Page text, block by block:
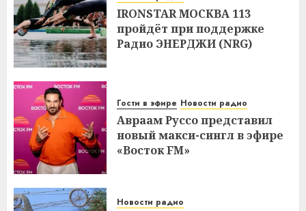
IRONSTAR МОСКВА 113
пройдёт при поддержке
Радио ЭНЕРДЖИ (NRG)
Гости в эфире Новости радио
Авраам Руссо представил
новый макси-сингл в эфире
«Восток FM»
Новости радио